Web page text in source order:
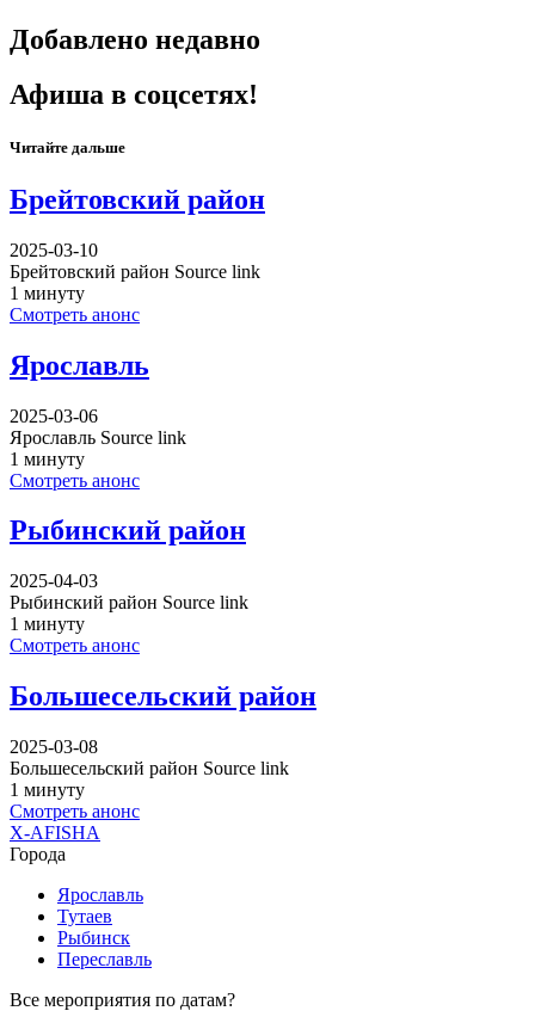
Добавлено недавно
Афиша в соцсетях!
Читайте дальше
Брейтовский район
2025-03-10
Брейтовский район Source link
1 минуту
Смотреть анонс
Ярославль
2025-03-06
Ярославль Source link
1 минуту
Смотреть анонс
Рыбинский район
2025-04-03
Рыбинский район Source link
1 минуту
Смотреть анонс
Большесельский район
2025-03-08
Большесельский район Source link
1 минуту
Смотреть анонс
X-AFISHA
Города
Ярославль
Тутаев
Рыбинск
Переславль
Все мероприятия по датам?